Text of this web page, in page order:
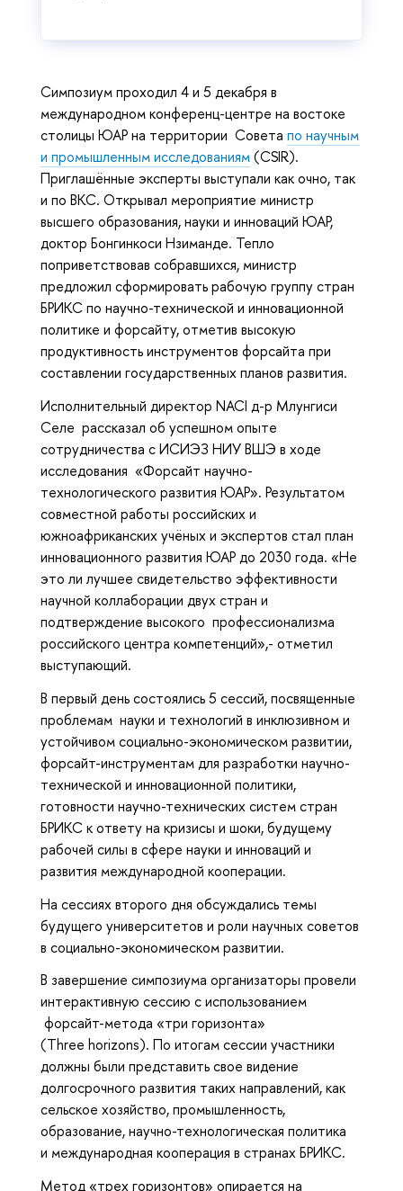
Симпозиум проходил 4 и 5 декабря в
международном конференц-центре на востоке
столицы ЮАР на территории Совета по научным
и промышленным исследованиям(CSIR).
Приглашённые эксперты выступали как очно, так
и по ВКС. Открывал мероприятие министр
высшего образования, науки и инноваций ЮАР,
доктор Бонгинкоси Нзиманде. Тепло
поприветствовав собравшихся, министр
предложил сформировать рабочую группу стран
БРИКС по научно-технической и инновационной
политике и форсайту, отметив высокую
продуктивность инструментов форсайта при
составлении государственных планов развития.
Исполнительный директор NACI д-р Млунгиси
Селе рассказал об успешном опыте
сотрудничества с ИСИЭЗ НИУ ВШЭ в ходе
исследования «Форсайт научно-
технологического развития ЮАР». Результатом
совместной работы российских и
южноафриканских учёных и экспертов стал план
инновационного развития ЮАР до 2030 года. «Не
это ли лучшее свидетельство эффективности
научной коллаборации двух стран и
подтверждение высокого профессионализма
российского центра компетенций»,- отметил
выступающий.
В первый день состоялись 5 сессий, посвященные
проблемам науки и технологий в инклюзивном и
устойчивом социально-экономическом развитии,
форсайт-инструментам для разработки научно-
технической и инновационной политики,
готовности научно-технических систем стран
БРИКС к ответу на кризисы и шоки, будущему
рабочей силы в сфере науки и инноваций и
развития международной кооперации.
На сессиях второго дня обсуждались темы
будущего университетов и роли научных советов
в социально-экономическом развитии.
В завершение симпозиума организаторы провели
интерактивную сессию с использованием
форсайт-метода «три горизонта»
(Three horizons). По итогам сессии участники
должны были представить свое видение
долгосрочного развития таких направлений, как
сельское хозяйство, промышленность,
образование, научно-технологическая политика
и международная кооперация в странах БРИКС.
Метод «трех горизонтов» опирается на